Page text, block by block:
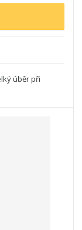
úběr při